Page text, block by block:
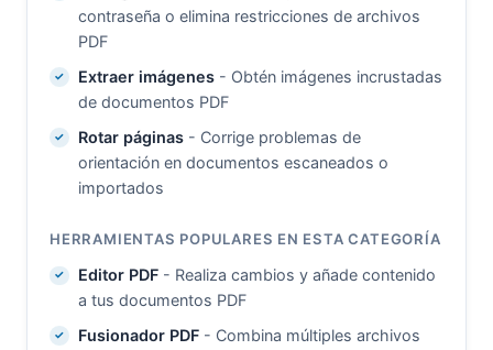
contraseña o elimina restricciones de archivos
PDF
Extraer imágenes- Obtén imágenes incrustadas
de documentos PDF
Rotar páginas- Corrige problemas de
orientación en documentos escaneados o
importados
HERRAMIENTAS POPULARES EN ESTA CATEGORÍA
Editor PDF- Realiza cambios y añade contenido
a tus documentos PDF
Fusionador PDF- Combina múltiples archivos